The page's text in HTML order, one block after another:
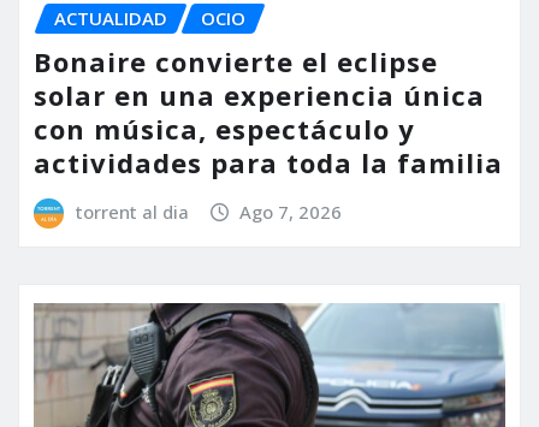
ACTUALIDAD OCIO
Bonaire convierte el eclipse
solar en una experiencia única
con música, espectáculo y
actividades para toda la familia
torrent al dia Ago 7, 2026